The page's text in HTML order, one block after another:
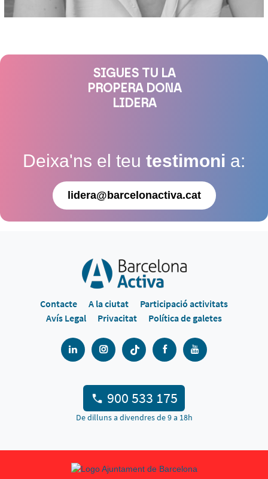
SIGUES TU LA
PROPERA DONA
LIDERA
Deixa'ns el teu testimoni a:
lidera@barcelonactiva.cat
Contacte A la ciutat
Participació activitats
Avís Legal
Privacitat Política de galetes
900 533 175
De dilluns a divendres de 9 a 18h